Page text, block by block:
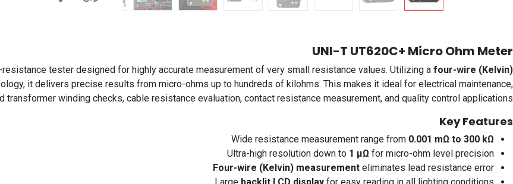
UNI-T UT620C+ Micro Ohm Meter
tester designed for highly accurate measurement of very small resistance values. Utilizing a four-wire (Kelvin)
it delivers precise results from micro-ohms up to hundreds of kilohms. This makes it ideal for electrical maintenance,
transformer winding checks, cable resistance evaluation, contact resistance measurement, and quality control applications.
Key Features
Wide resistance measurement range from 0.001 mΩ to 300 kΩ
Ultra-high resolution down to 1 µΩ for micro-ohm level precision
Four-wire (Kelvin) measurement eliminates lead resistance error